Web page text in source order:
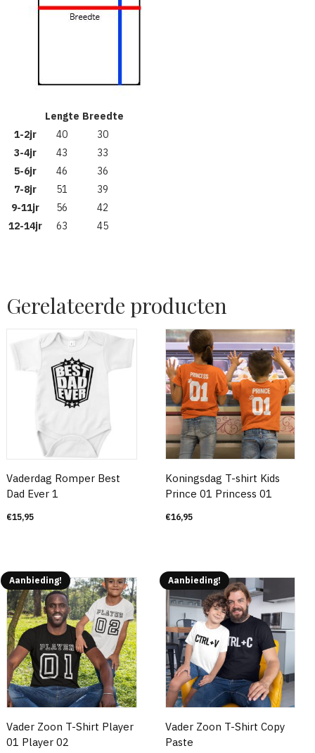
Lengte Breedte
1-2jr
40
30
3-4jr
43
33
5-6jr
46
36
7-8jr
51
39
9-11jr
56
42
12-14jr
63 45
Gerelateerde producten
Vaderdag Romper Best
Dad Ever 1
€15,95
Koningsdag T-shirt Kids
Prince 01 Princess 01
€16,95
Aanbieding!
Vader Zoon T-Shirt Player
01 Player 02
Aanbieding!
Vader Zoon T-Shirt Copy
Paste